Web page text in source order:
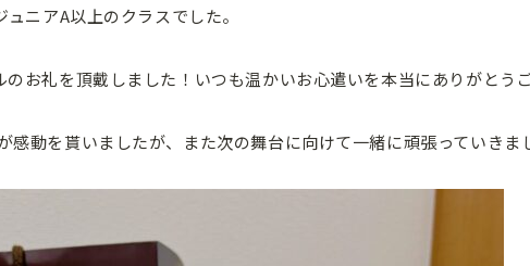
ニアA以上のクラスでした。
お礼を頂戴しました！いつも温かいお心遣いを本当にありがとう
感動を貰いましたが、また次の舞台に向けて一緒に頑張っていきま